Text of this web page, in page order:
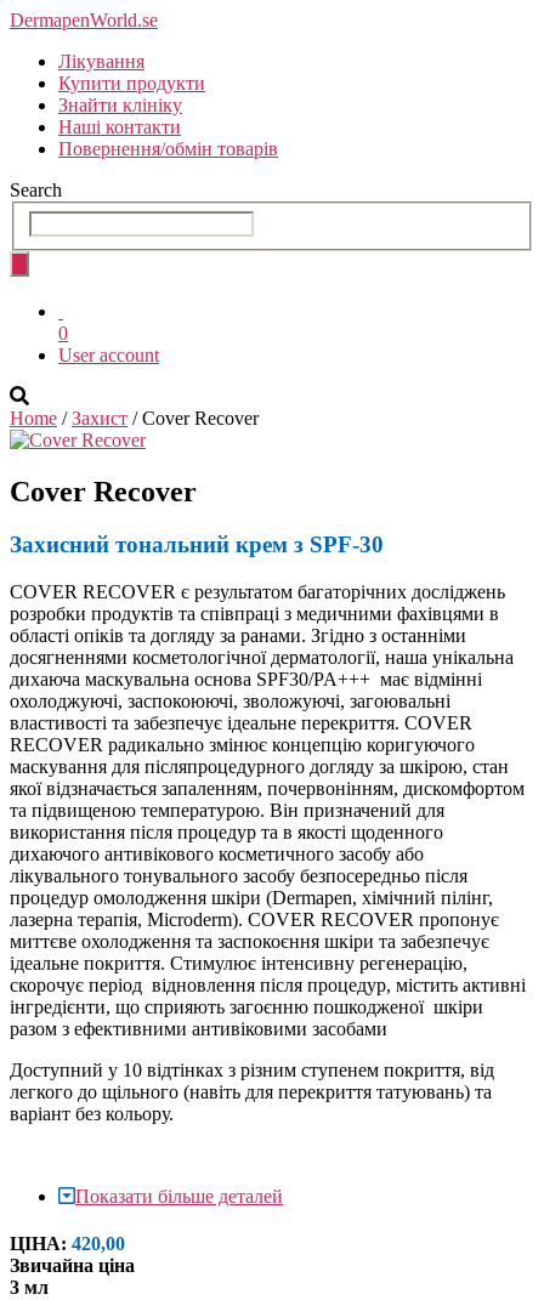
Skip
content
DermapenWorld.se
Лікування
Купити продукти
Знайти клініку
Наші контакти
Повернення/обмін товарів
Search
0
User account
Home /Захист / Cover Recover
Cover Recover
Захисний тональний крем з SPF-30
COVER RECOVER є результатом багаторічних досліджень
розробки продуктів та співпраці з медичними фахівцями в
області опіків та догляду за ранами. Згідно з останніми
досягненнями косметологічної дерматології, наша унікальна
дихаюча маскувальна основа SPF30/PA+++ має відмінні
охолоджуючі, заспокоюючі, зволожуючі, загоювальні
властивості та забезпечує ідеальне перекриття. COVER
RECOVER радикально змінює концепцію коригуючого
маскування для післяпроцедурного догляду за шкірою, стан
якої відзначається запаленням, почервонінням, дискомфортом
та підвищеною температурою. Він призначений для
використання після процедур та в якості щоденного
дихаючого антивікового косметичного засобу або
лікувального тонувального засобу безпосередньо після
процедур омолодження шкіри (Dermapen, хімічний пілінг,
лазерна терапія, Microderm). COVER RECOVER пропонує
миттєве охолодження та заспокоєння шкіри та забезпечує
ідеальне покриття. Стимулює інтенсивну регенерацію,
скорочує період відновлення після процедур, містить активні
інгредієнти, що сприяють загоєнню пошкодженої шкіри
разом з ефективними антивіковими засобами
Доступний у 10 відтінках з різним ступенем покриття, від
легкого до щільного (навіть для перекриття татуювань) та
варіант без кольору.
Показати більше деталей
ЦІНА: 420,00
Звичайна ціна
3 мл